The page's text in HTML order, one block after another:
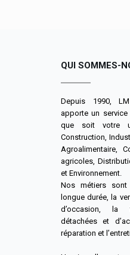
QUI SOMMES-
Depuis 1990,
apporte un
que soit votre
Construction,
Agroalimentaire,
agricoles,
et Environnement.
Nos métiers
longue durée, la
d’occasion, la
détachées et
réparation et